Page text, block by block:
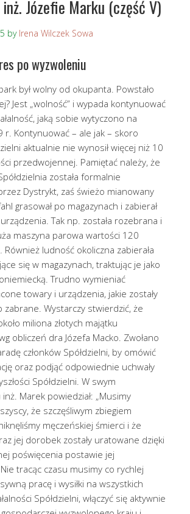
Józefie Marku (część V)
by Irena Wilczek Sowa
po wyzwoleniu
był wolny od okupanta. Powstało
Jest „wolność” i wypada kontynuować
jaką sobie wytyczono na
r. Kontynuować – ale jak – skoro
aktualnie nie wynosił więcej niż 10
przedwojennej. Pamiętać należy, że
została formalnie
Dystrykt, zaś świeżo mianowany
grasował po magazynach i zabierał
Tak np. została rozebrana i
maszyna parowa wartości 120
Również ludność okoliczna zabierała
się w magazynach, traktując je jako
Trudno wymieniać
towary i urządzenia, jakie zostały
zabrane. Wystarczy stwierdzić, że
miliona złotych majątku
obliczeń dra Józefa Macko. Zwołano
członków Spółdzielni, by omówić
oraz podjąć odpowiednie uchwały
Spółdzielni. W swym
Marek powiedział: „Musimy
że szczęśliwym zbiegiem
męczeńskiej śmierci i że
jej dorobek zostały uratowane dzięki
poświęcenia postawie jej
tracąc czasu musimy co rychlej
pracę i wysiłki na wszystkich
Spółdzielni, włączyć się aktywnie